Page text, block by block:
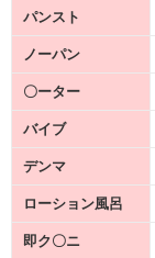
パンスト
ノーパン
〇ーター
バイブ
デンマ
ローション風呂
即ク〇ニ